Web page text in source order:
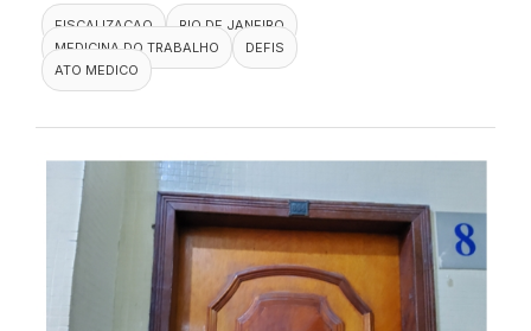
FISCALIZACAO
RIO DE JANEIRO
MEDICINA DO TRABALHO
DEFIS
ATO MEDICO